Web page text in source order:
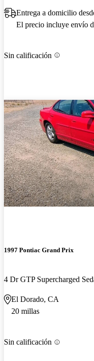
Entrega a domicilio
El precio incluye envío
Sin calificación
1997 Pontiac Grand Prix
4 Dr GTP Supercharged
El Dorado, CA
20 millas
Sin calificación